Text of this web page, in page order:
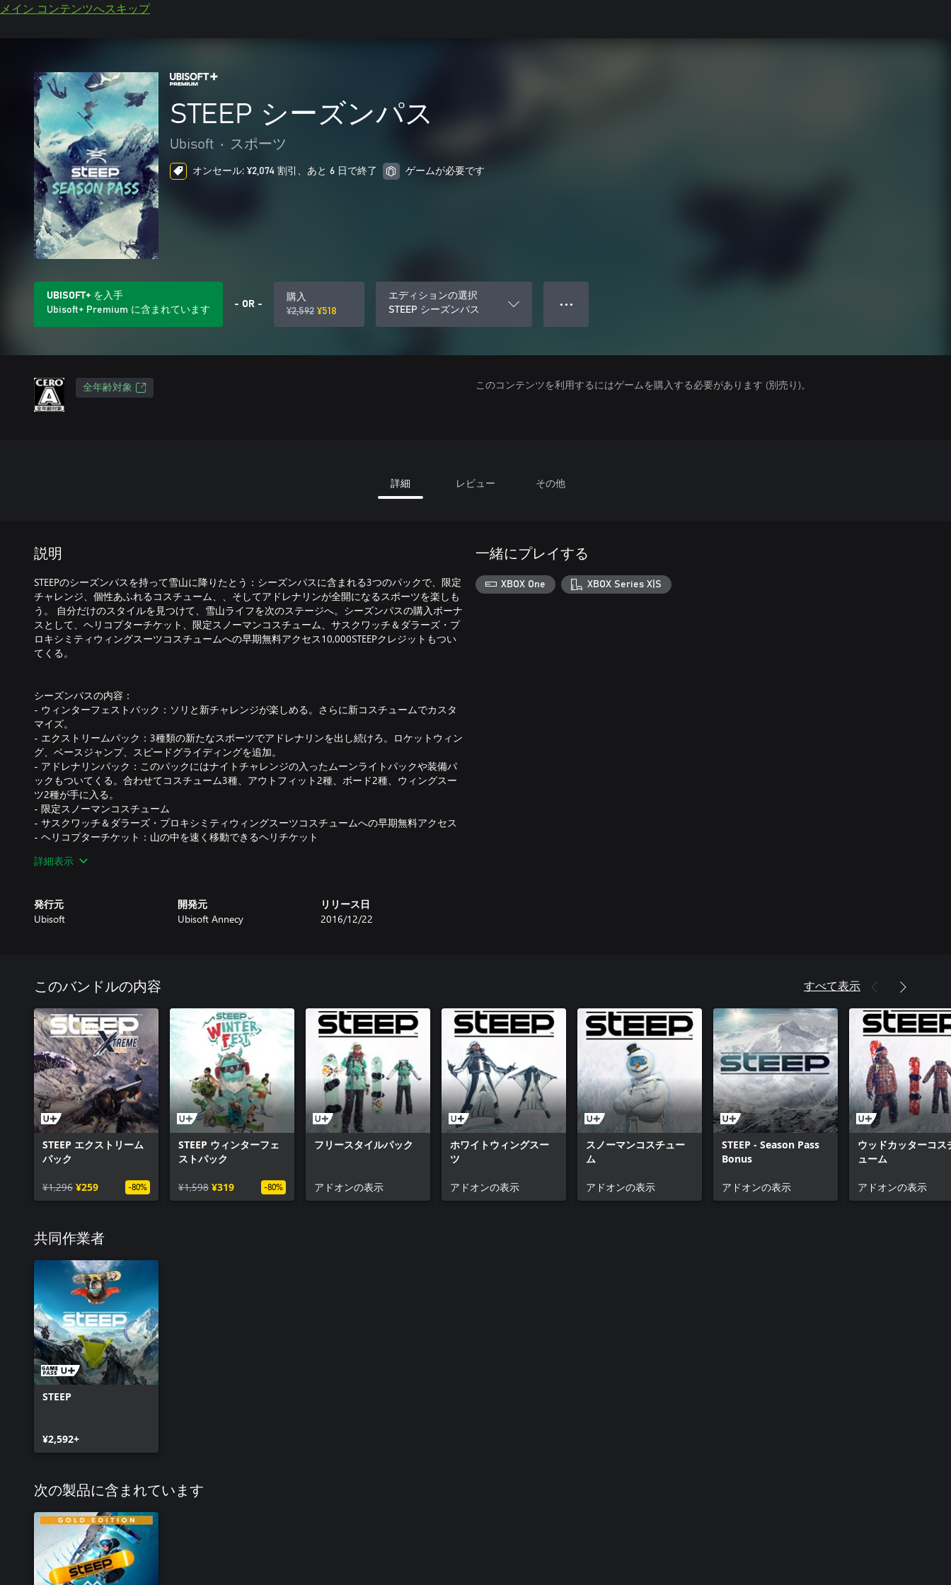
メイン コンテンツへスキップ
STEEP シーズンパス
Ubisoft • スポーツ
オンセール: ¥2,074 割引、あと 6 日で終了 ゲームが必要です
UBISOFT+ を入手
Ubisoft+ Premium に含まれています
- OR -
購入
¥2,592 ¥518
エディションの選択
STEEP シーズンパス
● ● ●
全年齢対象 このコンテンツを利用するにはゲームを購入する必要があります (別売り)。
詳細 レビュー その他
説明
STEEPのシーズンパスを持って雪山に降りたとう：シーズンパスに含まれる3つのパックで、限定
チャレンジ、個性あふれるコスチューム、、そしてアドレナリンが全開になるスポーツを楽しも
う。 自分だけのスタイルを見つけて、雪山ライフを次のステージへ。シーズンパスの購入ボーナ
スとして、ヘリコプターチケット、限定スノーマンコスチューム、サスクワッチ＆ダラーズ・プ
ロキシミティウィングスーツコスチュームへの早期無料アクセス10,000STEEPクレジットもつい
てくる。
シーズンパスの内容：
- ウィンターフェストパック：ソリと新チャレンジが楽しめる。さらに新コスチュームでカスタ
マイズ。
- エクストリームパック：3種類の新たなスポーツでアドレナリンを出し続けろ。ロケットウィン
グ、ベースジャンプ、スピードグライディングを追加。
- アドレナリンパック：このパックにはナイトチャレンジの入ったムーンライトパックや装備パ
ックもついてくる。合わせてコスチューム3種、アウトフィット2種、ボード2種、ウィングスー
ツ2種が手に入る。
- 限定スノーマンコスチューム
- サスクワッチ＆ダラーズ・プロキシミティウィングスーツコスチュームへの早期無料アクセス
- ヘリコプターチケット：山の中を速く移動できるヘリチケット
詳細表示
発行元
Ubisoft
開発元
Ubisoft Annecy
リリース日
2016/12/22
一緒にプレイする
XBOX One XBOX Series X|S
このバンドルの内容 すべて表示
STEEP エクストリーム
パック
¥1,296 ¥259 -80%
STEEP ウィンターフェ
ストパック
¥1,598 ¥319 -80%
フリースタイルパック
アドオンの表示
ホワイトウィングスー
ツ
アドオンの表示
スノーマンコスチュー
ム
アドオンの表示
STEEP - Season Pass
Bonus
アドオンの表示
ウッドカッターコス
ューム
アドオンの表示
共同作業者
STEEP
¥2,592+
次の製品に含まれています